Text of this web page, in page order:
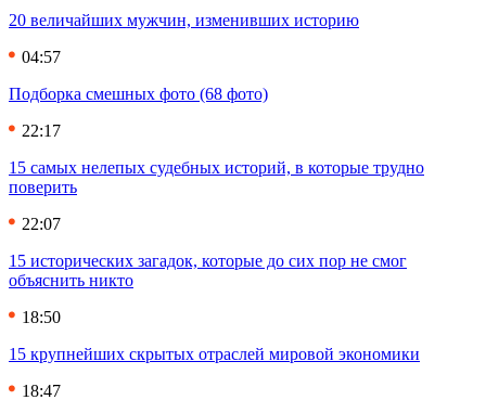
20 величайших мужчин, изменивших историю
04:57
Подборка смешных фото (68 фото)
22:17
15 самых нелепых судебных историй, в которые трудно
поверить
22:07
15 исторических загадок, которые до сих пор не смог
объяснить никто
18:50
15 крупнейших скрытых отраслей мировой экономики
18:47